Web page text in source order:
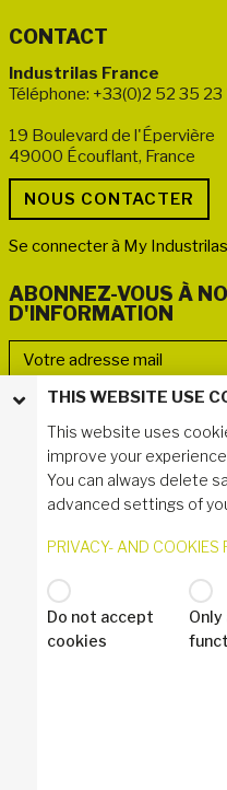
CONTACT
Industrilas France
Téléphone: +33(0)2 52 35 23
19 Boulevard de l'Épervière
49000 Écouflant, France
Se connecter à My Industrilas
ABONNEZ-VOUS À
D'INFORMATION
NOUS SUIVRE
THIS WEBSITE USE
This website uses
improve your
You can always delete
advanced settings of
PRIVACY- AND COOKIES
Do not accept
cookies
© 2022 Industrilås AB